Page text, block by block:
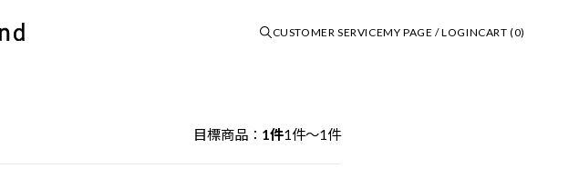
CUSTOMER SERVICE
Information
MY PAGE / LOGINCART (0)
目標商品： 1件1件～1件